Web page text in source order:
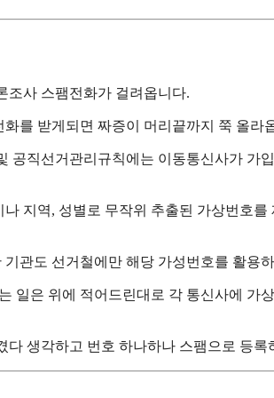
조사 스팸전화가 걸려옵니다.
를 받게되면 짜증이 머리끝까지 쭉 올라
공직선거관리규칙에는 이동통신사가 가
지역, 성별로 무작위 추출된 가상번호를
관도 선거철에만 해당 가성번호를 활용
일은 위에 적어드린대로 각 통신사에 가
생각하고 번호 하나하나 스팸으로 등록